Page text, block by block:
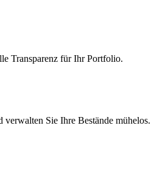
Transparenz für Ihr Portfolio.
Sie Ihre Bestände mühelos.